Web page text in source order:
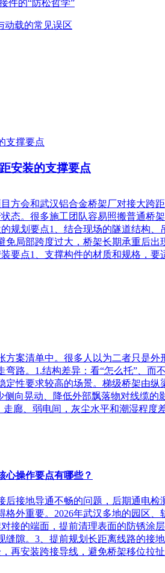
件的“防松哲学”
动载的常见误区
安装的支撑要点
方会和武汉铝合金桥架厂对接大
态。很多施工团队容易照搬普通
规划要点1、结合现场的隧道结构
局部跨度过大，桥架长期承重后
要点1、支撑构件的材质和规格，
案清单中。很多人以为二者只是
路。1.结构差异：看“怎么托”、
性要求较高的场景。梯级桥架由
向晃动、降低外部飘落物对线缆
廊、弱电间，灰尘水平和潮湿程度
心操作要点有哪些？
接地导通不畅的问题，后期通电
外重要。2026年武汉多地的园区
接的端面，提前清理表面的防锈涂
隙。3、提前规划长距离线路的
再安装跨接导线，避免桥架移位拉